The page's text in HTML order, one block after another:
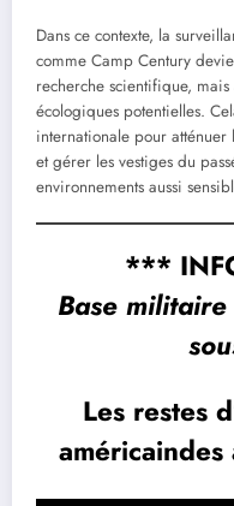
Dans ce contexte, la
comme Camp Century
recherche scientifique,
écologiques potentielles.
internationale pour
et gérer les vestiges du
environnements aussi
***
Base
Les restes